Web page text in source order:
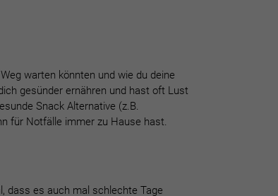
warten könnten und wie du deine
gesünder ernähren und hast oft Lust
Snack Alternative (z.B.
für Notfälle immer zu Hause hast.
dass es auch mal schlechte Tage